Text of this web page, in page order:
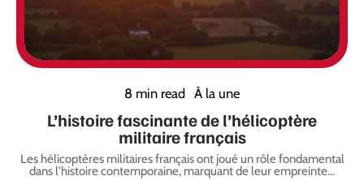
8 min read À la une
L’histoire fascinante de l’hélicoptère
militaire français
Les hélicoptères militaires français ont joué un rôle fondamental
dans l'histoire contemporaine, marquant de leur empreinte…